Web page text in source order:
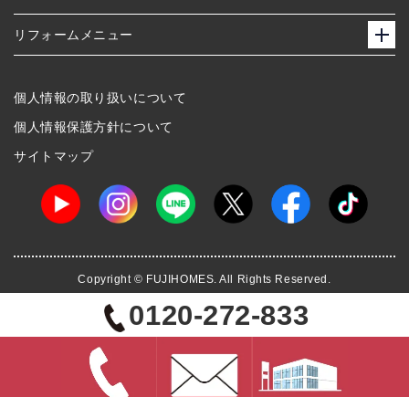
0120-272-833
リフォームメニュー
個人情報の取り扱いについて
個人情報保護方針について
サイトマップ
Copyright © FUJIHOMES. All Rights Reserved.